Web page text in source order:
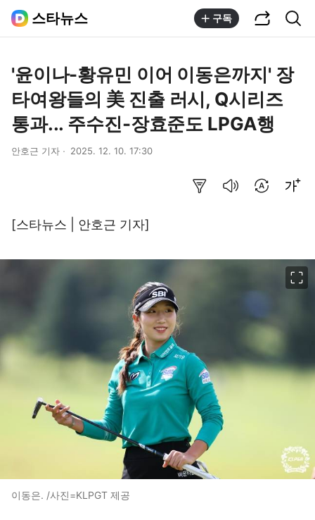
스타뉴스 구독
'윤이나-황유민 이어 이동은까지' 장
타여왕들의 美 진출 러시, Q시리즈
통과... 주수진-장효준도 LPGA행
안호근 기자 2025. 12. 10. 17:30
[스타뉴스 | 안호근 기자]
이동은. /사진=KLPGT 제공